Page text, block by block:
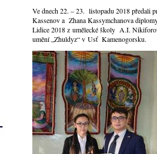
Ve dnech 22. – 23. listopadu 2018
Kassenov a Zhana Kassymchanova
Lidice 2018 z umělecké školy A.I.
umění „Zhuldyz“ v Usť Kamenogorsku.